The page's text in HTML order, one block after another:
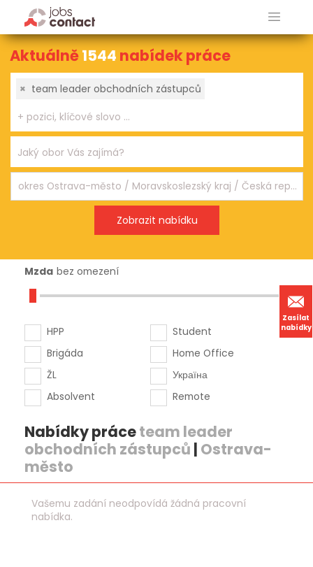
Zasílat
nabídky
Aktuálně1544 nabídek práce
× team leader obchodních zástupců
Mzda bez omezení
HPP
Brigáda
ŽL
Absolvent
Student
Home Office
Україна
Remote
Nabídky práceteam leader
obchodních zástupců | Ostrava-
město
Vašemu zadání neodpovídá žádná pracovní
nabídka.